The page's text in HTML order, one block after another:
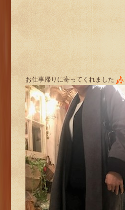
お仕事帰りに寄ってくれました